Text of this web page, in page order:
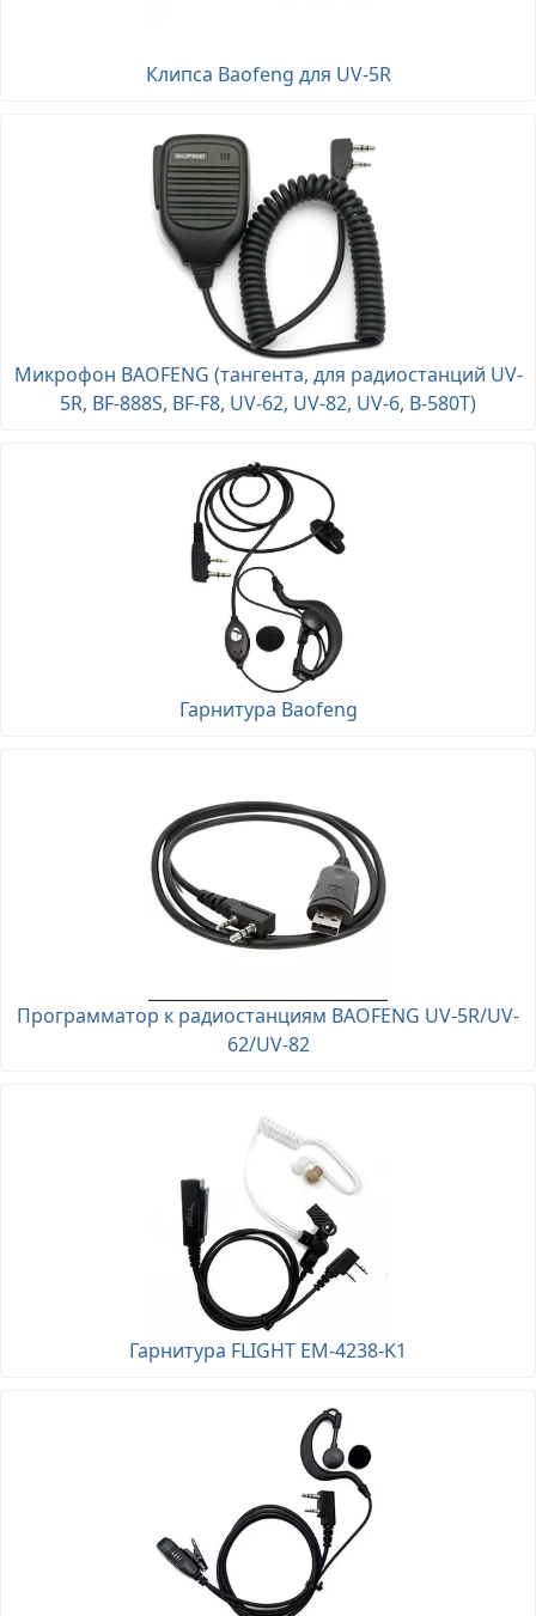
Клипса Baofeng для UV-5R
Микрофон BAOFENG (тангента, для радиостанций UV-
5R, BF-888S, BF-F8, UV-62, UV-82, UV-6, B-580T)
Гарнитура Baofeng
Программатор к радиостанциям BAOFENG UV-5R/UV-
62/UV-82
Гарнитура FLIGHT EM-4238-K1